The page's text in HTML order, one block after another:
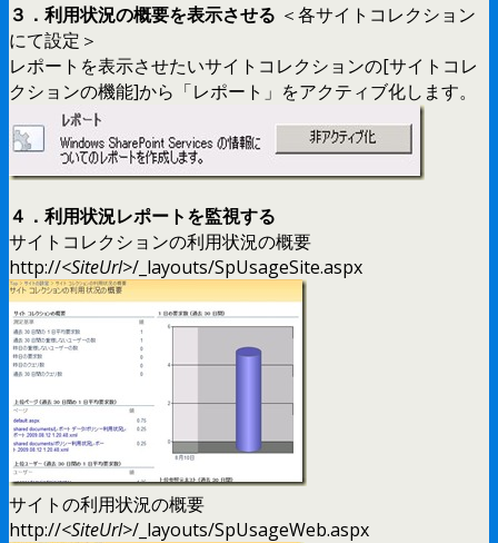
３．利用状況の概要を表示させる ＜各サイトコレクション
にて設定＞
レポートを表示させたいサイトコレクションの[サイトコレ
クションの機能]から「レポート」をアクティブ化します。
４．利用状況レポートを監視する
サイトコレクションの利用状況の概要
http://<SiteUrl>/_layouts/SpUsageSite.aspx
サイトの利用状況の概要
http://<SiteUrl>/_layouts/SpUsageWeb.aspx